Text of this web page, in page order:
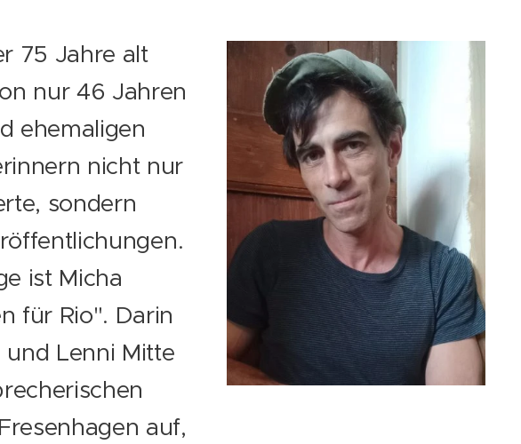
75 Jahre alt
nur 46 Jahren
ehemaligen
nicht nur
sondern
ist Micha
für Rio". Darin
und Lenni Mitte
auf,